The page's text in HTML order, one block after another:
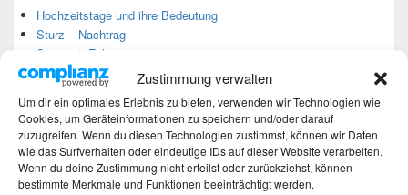
Zustimmung verwalten
Um dir ein optimales Erlebnis zu bieten, verwenden wir Technologien wie
Cookies, um Geräteinformationen zu speichern und/oder darauf
zuzugreifen. Wenn du diesen Technologien zustimmst, können wir Daten
wie das Surfverhalten oder eindeutige IDs auf dieser Website verarbeiten.
Wenn du deine Zustimmung nicht erteilst oder zurückziehst, können
bestimmte Merkmale und Funktionen beeinträchtigt werden.
Hochzeitstage und ihre Bedeutung
Sturz – Nachtrag
Sturz mit Folgen
Gibt es was Neues?
Älter werden
Kategorien
Kategorien